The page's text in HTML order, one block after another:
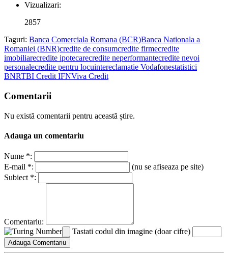
Vizualizari:
2857
Taguri: Banca Comerciala Romana (BCR)Banca Nationala a
Romaniei (BNR)credite de consumcredite firmecredite
imobiliarecredite ipotecarecredite neperformantecredite nevoi
personalecredite pentru locuintereclamatie Vodafonestatistici
BNRTBI Credit IFNViva Credit
Comentarii
Nu există comentarii pentru această știre.
Adauga un comentariu
Nume *:
E-mail *:
(nu se afiseaza pe site)
Subiect *:
Comentariu:
Tastati codul din imagine (doar cifre)